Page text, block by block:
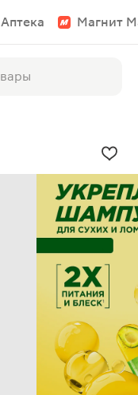
Аптека Магнит